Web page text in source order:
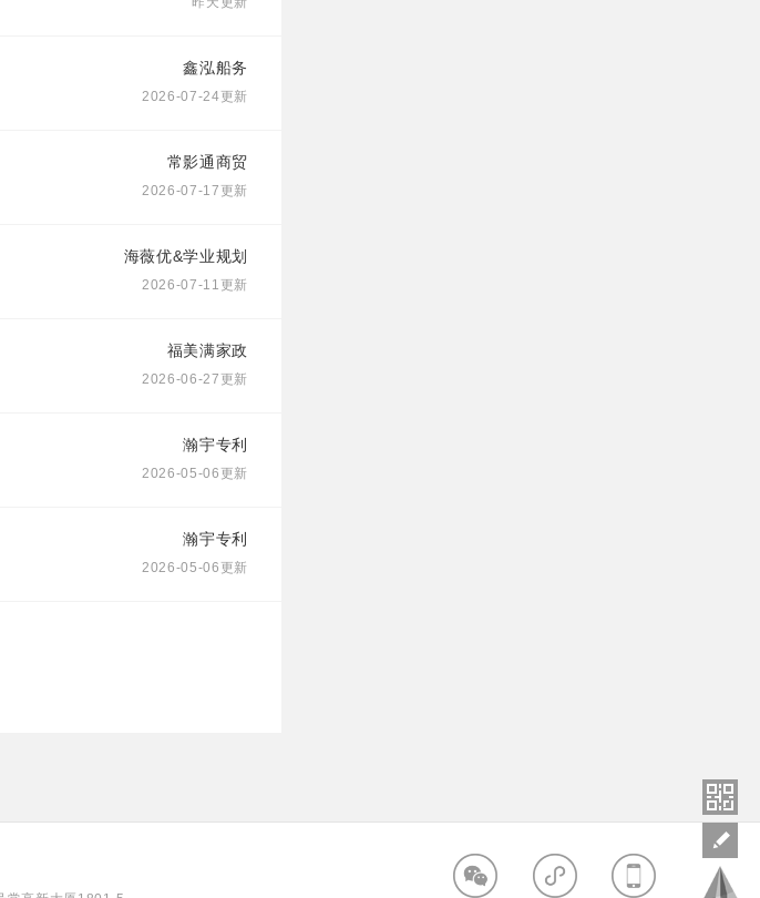
鑫泓船务
2026-07-24更新
常影通商贸
2026-07-17更新
海薇优&学业规划
2026-07-11更新
福美满家政
2026-06-27更新
瀚宇专利
2026-05-06更新
瀚宇专利
2026-05-06更新